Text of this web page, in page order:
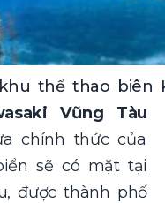
thể thao biên
Vũng Tàu
chính thức của
sẽ có mặt tại
được thành phố